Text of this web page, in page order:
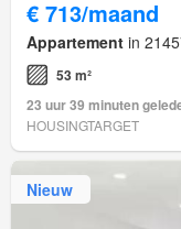
€ 713/maand
Appartement in
53 m²
23 uur 39 minuten
HOUSINGTARGET
Nieuw